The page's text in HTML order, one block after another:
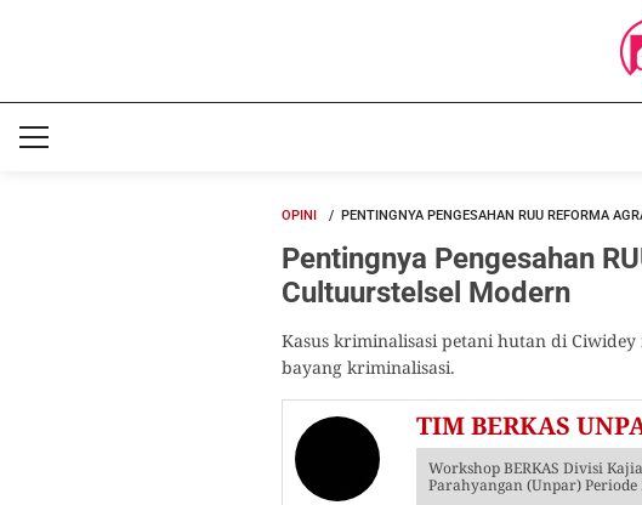
OPINI PENTINGNYA PENGESAHAN RUU REFORMA
Pentingnya Pengesahan
Cultuurstelsel Modern
Kasus kriminalisasi petani hutan di
bayang kriminalisasi.
TIM BERKAS
Workshop BERKAS Divisi
Parahyangan (Unpar) Periode